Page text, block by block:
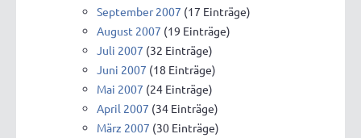
September 2007 (17 Einträge)
August 2007 (19 Einträge)
Juli 2007 (32 Einträge)
Juni 2007 (18 Einträge)
Mai 2007 (24 Einträge)
April 2007 (34 Einträge)
März 2007 (30 Einträge)